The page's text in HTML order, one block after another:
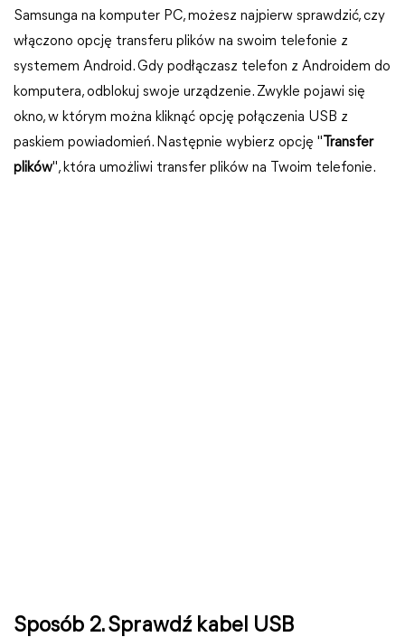
Samsunga na komputer PC, możesz najpierw sprawdzić, czy
włączono opcję transferu plików na swoim telefonie z
systemem Android. Gdy podłączasz telefon z Androidem do
komputera, odblokuj swoje urządzenie. Zwykle pojawi się
okno, w którym można kliknąć opcję połączenia USB z
paskiem powiadomień. Następnie wybierz opcję " Transfer
plików", która umożliwi transfer plików na Twoim telefonie.
Sposób 2. Sprawdź kabel USB